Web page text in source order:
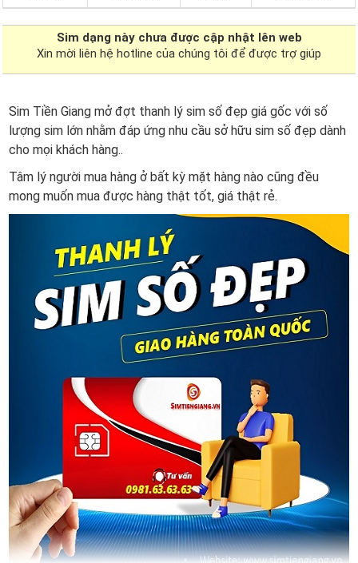
Sim dạng này chưa được cập nhật lên web
Xin mời liên hệ hotline của chúng tôi để được trợ giúp
Sim Tiền Giang mở đợt thanh lý sim số đẹp giá gốc với số
lượng sim lớn nhằm đáp ứng nhu cầu sở hữu sim số đẹp dành
cho mọi khách hàng..
Tâm lý người mua hàng ở bất kỳ mặt hàng nào cũng đều
mong muốn mua được hàng thật tốt, giá thật rẻ.